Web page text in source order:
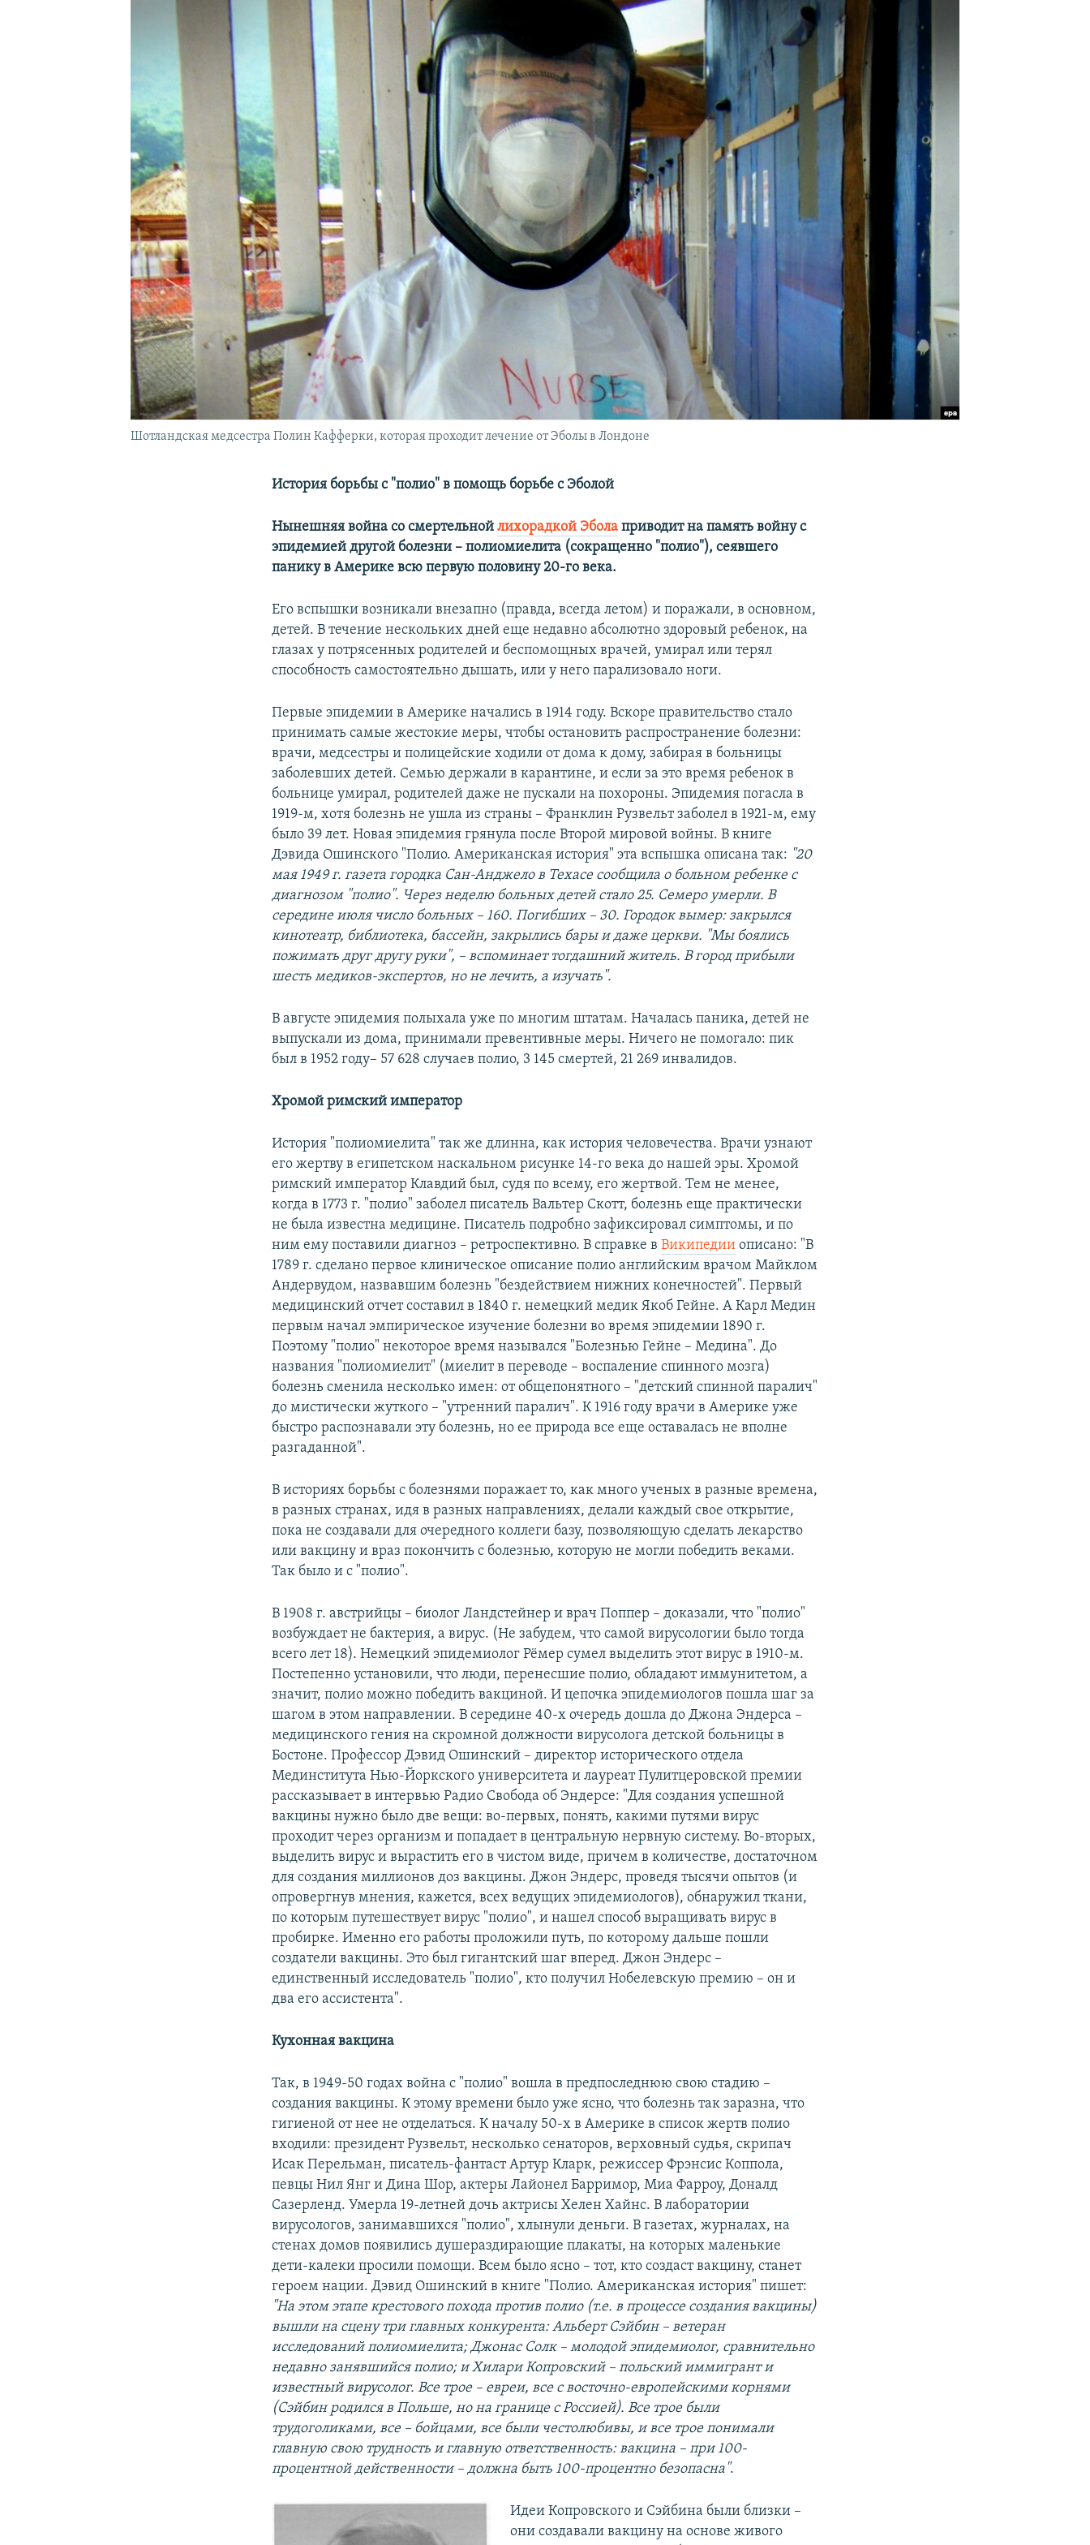
ПОДПИШИТЕСЬ НА РАССЫЛКУ
Шотландская медсестра Полин Кафферки, которая проходит лечение от Эболы в Лондоне
История борьбы с "полио" в помощь борьбе с Эболой
Нынешняя война со смертельнойлихорадкой Эбола приводит на память войну с
эпидемией другой болезни – полиомиелита (сокращенно "полио"), сеявшего
панику в Америке всю первую половину 20-го века.
Его вспышки возникали внезапно (правда, всегда летом) и поражали, в основном,
детей. В течение нескольких дней еще недавно абсолютно здоровый ребенок, на
глазах у потрясенных родителей и беспомощных врачей, умирал или терял
способность самостоятельно дышать, или у него парализовало ноги.
Первые эпидемии в Америке начались в 1914 году. Вскоре правительство стало
принимать самые жестокие меры, чтобы остановить распространение болезни:
врачи, медсестры и полицейские ходили от дома к дому, забирая в больницы
заболевших детей. Семью держали в карантине, и если за это время ребенок в
больнице умирал, родителей даже не пускали на похороны. Эпидемия погасла в
1919-м, хотя болезнь не ушла из страны – Франклин Рузвельт заболел в 1921-м, ему
было 39 лет. Новая эпидемия грянула после Второй мировой войны. В книге
Дэвида Ошинского "Полио. Американская история" эта вспышка описана так: "20
мая 1949 г. газета городка Сан-Анджело в Техасе сообщила о больном ребенке с
диагнозом "полио". Через неделю больных детей стало 25. Семеро умерли. В
середине июля число больных – 160. Погибших – 30. Городок вымер: закрылся
кинотеатр, библиотека, бассейн, закрылись бары и даже церкви. "Мы боялись
пожимать друг другу руки", – вспоминает тогдашний житель. В город прибыли
шесть медиков-экспертов, но не лечить, а изучать".
В августе эпидемия полыхала уже по многим штатам. Началась паника, детей не
выпускали из дома, принимали превентивные меры. Ничего не помогало: пик
был в 1952 году– 57 628 случаев полио, 3 145 смертей, 21 269 инвалидов.
Хромой римский император
История "полиомиелита" так же длинна, как история человечества. Врачи узнают
его жертву в египетском наскальном рисунке 14-го века до нашей эры. Хромой
римский император Клавдий был, судя по всему, его жертвой. Тем не менее,
когда в 1773 г. "полио" заболел писатель Вальтер Скотт, болезнь еще практически
не была известна медицине. Писатель подробно зафиксировал симптомы, и по
ним ему поставили диагноз – ретроспективно. В справке вВикипедии описано: "В
1789 г. сделано первое клиническое описание полио английским врачом Майклом
Андервудом, назвавшим болезнь "бездействием нижних конечностей". Первый
медицинский отчет составил в 1840 г. немецкий медик Якоб Гейне. А Карл Медин
первым начал эмпирическое изучение болезни во время эпидемии 1890 г.
Поэтому "полио" некоторое время назывался "Болезнью Гейне – Медина". До
названия "полиомиелит" (миелит в переводе – воспаление спинного мозга)
болезнь сменила несколько имен: от общепонятного – "детский спинной паралич"
до мистически жуткого – "утренний паралич". К 1916 году врачи в Америке уже
быстро распознавали эту болезнь, но ее природа все еще оставалась не вполне
разгаданной".
В историях борьбы с болезнями поражает то, как много ученых в разные времена,
в разных странах, идя в разных направлениях, делали каждый свое открытие,
пока не создавали для очередного коллеги базу, позволяющую сделать лекарство
или вакцину и враз покончить с болезнью, которую не могли победить веками.
Так было и с "полио".
В 1908 г. австрийцы – биолог Ландстейнер и врач Поппер – доказали, что "полио"
возбуждает не бактерия, а вирус. (Не забудем, что самой вирусологии было тогда
всего лет 18). Немецкий эпидемиолог Рёмер сумел выделить этот вирус в 1910-м.
Постепенно установили, что люди, перенесшие полио, обладают иммунитетом, а
значит, полио можно победить вакциной. И цепочка эпидемиологов пошла шаг за
шагом в этом направлении. В середине 40-х очередь дошла до Джона Эндерса –
медицинского гения на скромной должности вирусолога детской больницы в
Бостоне. Профессор Дэвид Ошинский – директор исторического отдела
Мединститута Нью-Йоркского университета и лауреат Пулитцеровской премии
рассказывает в интервью Радио Свобода об Эндерсе: "Для создания успешной
вакцины нужно было две вещи: во-первых, понять, какими путями вирус
проходит через организм и попадает в центральную нервную систему. Во-вторых,
выделить вирус и вырастить его в чистом виде, причем в количестве, достаточном
для создания миллионов доз вакцины. Джон Эндерс, проведя тысячи опытов (и
опровергнув мнения, кажется, всех ведущих эпидемиологов), обнаружил ткани,
по которым путешествует вирус "полио", и нашел способ выращивать вирус в
пробирке. Именно его работы проложили путь, по которому дальше пошли
создатели вакцины. Это был гигантский шаг вперед. Джон Эндерс –
единственный исследователь "полио", кто получил Нобелевскую премию – он и
два его ассистента".
Кухонная вакцина
Так, в 1949-50 годах война с "полио" вошла в предпоследнюю свою стадию –
создания вакцины. К этому времени было уже ясно, что болезнь так заразна, что
гигиеной от нее не отделаться. К началу 50-х в Америке в список жертв полио
входили: президент Рузвельт, несколько сенаторов, верховный судья, скрипач
Исак Перельман, писатель-фантаст Артур Кларк, режиссер Фрэнсис Коппола,
певцы Нил Янг и Дина Шор, актеры Лайонел Барримор, Миа Фарроу, Доналд
Сазерленд. Умерла 19-летней дочь актрисы Хелен Хайнс. В лаборатории
вирусологов, занимавшихся "полио", хлынули деньги. В газетах, журналах, на
стенах домов появились душераздирающие плакаты, на которых маленькие
дети-калеки просили помощи. Всем было ясно – тот, кто создаст вакцину, станет
героем нации. Дэвид Ошинский в книге "Полио. Американская история" пишет:
"На этом этапе крестового похода против полио (т.е. в процессе создания вакцины)
вышли на сцену три главных конкурента: Альберт Сэйбин – ветеран
исследований полиомиелита; Джонас Солк – молодой эпидемиолог, сравнительно
недавно занявшийся полио; и Хилари Копровский – польский иммигрант и
известный вирусолог. Все трое – евреи, все с восточно-европейскими корнями
(Сэйбин родился в Польше, но на границе с Россией). Все трое были
трудоголиками, все – бойцами, все были честолюбивы, и все трое понимали
главную свою трудность и главную ответственность: вакцина – при 100-
процентной действенности – должна быть 100-процентно безопасна".
Идеи Копровского и Сэйбина были близки –
они создавали вакцину на основе живого